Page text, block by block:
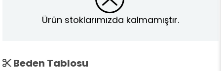
Ürün stoklarımızda kalmamıştır.
Beden Tablosu